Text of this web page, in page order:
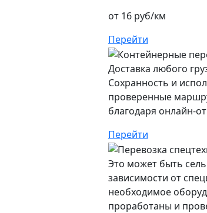
от 16 руб/км
Перейти
Доставка любого
Сохранность и
проверенные
благодаря онлайн-
Перейти
Это может быть
зависимости от
необходимое
проработаны и